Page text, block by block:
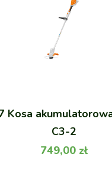
Kosa
C3-2
749,00 zł